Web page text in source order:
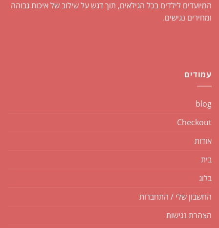
המיועדים לילדים בכל הגילאים, תוך דגש על שילוב של איכות גבוהה
ומחירים נגישים.
עמודים
blog
Checkout
אודות
בית
בלוג
החשבון שלי / התחברות
הצהרת נגישות